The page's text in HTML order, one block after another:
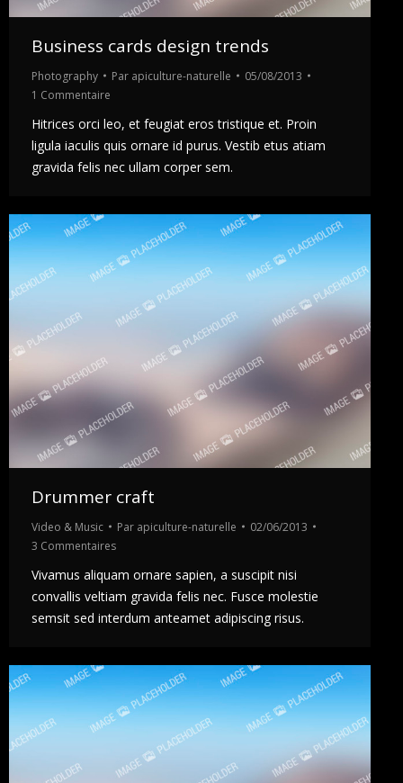
Business cards design trends
Photography Par apiculture-naturelle
05/08/2013
1 Commentaire
Hitrices orci leo, et feugiat eros tristique et. Proin
ligula iaculis quis ornare id purus. Vestib etus atiam
gravida felis nec ullam corper sem.
Drummer craft
Video & Music Par apiculture-naturelle
02/06/2013
3 Commentaires
Vivamus aliquam ornare sapien, a suscipit nisi
convallis veltiam gravida felis nec. Fusce molestie
semsit sed interdum anteamet adipiscing risus.